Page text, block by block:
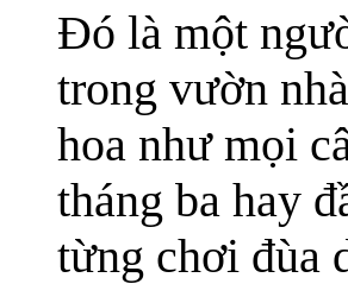
Đó là một
trong vườn
hoa như mọi
tháng ba hay
từng chơi đùa